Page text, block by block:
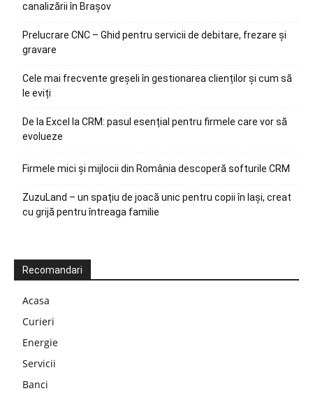
canalizării în Brașov
Prelucrare CNC – Ghid pentru servicii de debitare, frezare și
gravare
Cele mai frecvente greșeli în gestionarea clienților și cum să
le eviți
De la Excel la CRM: pasul esențial pentru firmele care vor să
evolueze
Firmele mici și mijlocii din România descoperă softurile CRM
ZuzuLand – un spațiu de joacă unic pentru copii în Iași, creat
cu grijă pentru întreaga familie
Recomandari
Acasa
Curieri
Energie
Servicii
Banci